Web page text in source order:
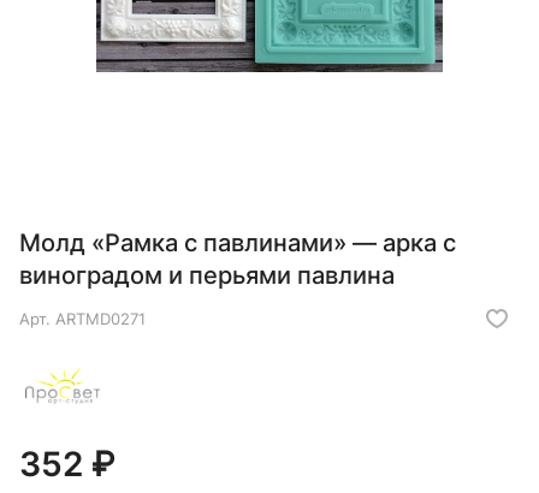
Молд «Рамка с павлинами» — арка с
виноградом и перьями павлина
Арт. ARTMD0271
352 ₽